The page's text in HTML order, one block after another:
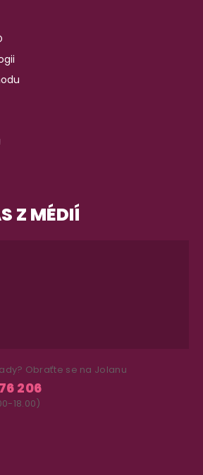
Z MÉDIÍ
Obraťte se na Jolanu
206
18.00)